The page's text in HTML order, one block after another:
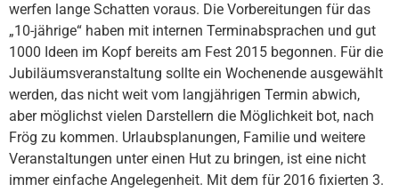
werfen lange Schatten voraus. Die Vorbereitungen für das
„10-jährige“ haben mit internen Terminabsprachen und gut
1000 Ideen im Kopf bereits am Fest 2015 begonnen. Für die
Jubiläumsveranstaltung sollte ein Wochenende ausgewählt
werden, das nicht weit vom langjährigen Termin abwich,
aber möglichst vielen Darstellern die Möglichkeit bot, nach
Frög zu kommen. Urlaubsplanungen, Familie und weitere
Veranstaltungen unter einen Hut zu bringen, ist eine nicht
immer einfache Angelegenheit. Mit dem für 2016 fixierten 3.